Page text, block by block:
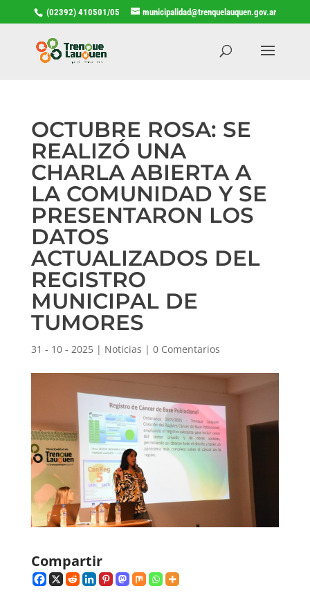
(02392) 410501/05 municipalidad@trenquelauquen.gov.ar
OCTUBRE ROSA: SE
REALIZÓ UNA
CHARLA ABIERTA A
LA COMUNIDAD Y SE
PRESENTARON LOS
DATOS
ACTUALIZADOS DEL
REGISTRO
MUNICIPAL DE
TUMORES
31 - 10 - 2025| Noticias | 0 Comentarios
Compartir